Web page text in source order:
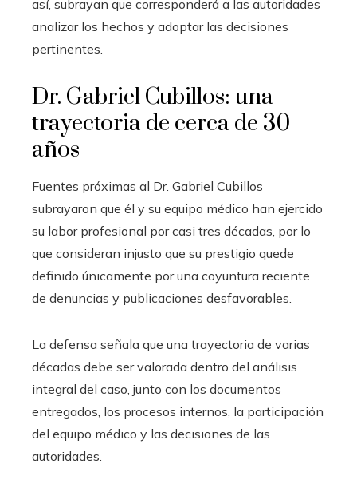
así, subrayan que corresponderá a las autoridades
analizar los hechos y adoptar las decisiones
pertinentes.
Dr. Gabriel Cubillos: una
trayectoria de cerca de 30
años
Fuentes próximas al Dr. Gabriel Cubillos
subrayaron que él y su equipo médico han ejercido
su labor profesional por casi tres décadas, por lo
que consideran injusto que su prestigio quede
definido únicamente por una coyuntura reciente
de denuncias y publicaciones desfavorables.
La defensa señala que una trayectoria de varias
décadas debe ser valorada dentro del análisis
integral del caso, junto con los documentos
entregados, los procesos internos, la participación
del equipo médico y las decisiones de las
autoridades.